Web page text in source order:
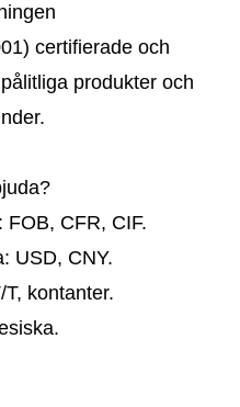
certifierade och
produkter och
FOB, CFR, CIF.
USD, CNY.
kontanter.